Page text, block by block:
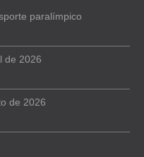
paralímpico
de 2026
de 2026